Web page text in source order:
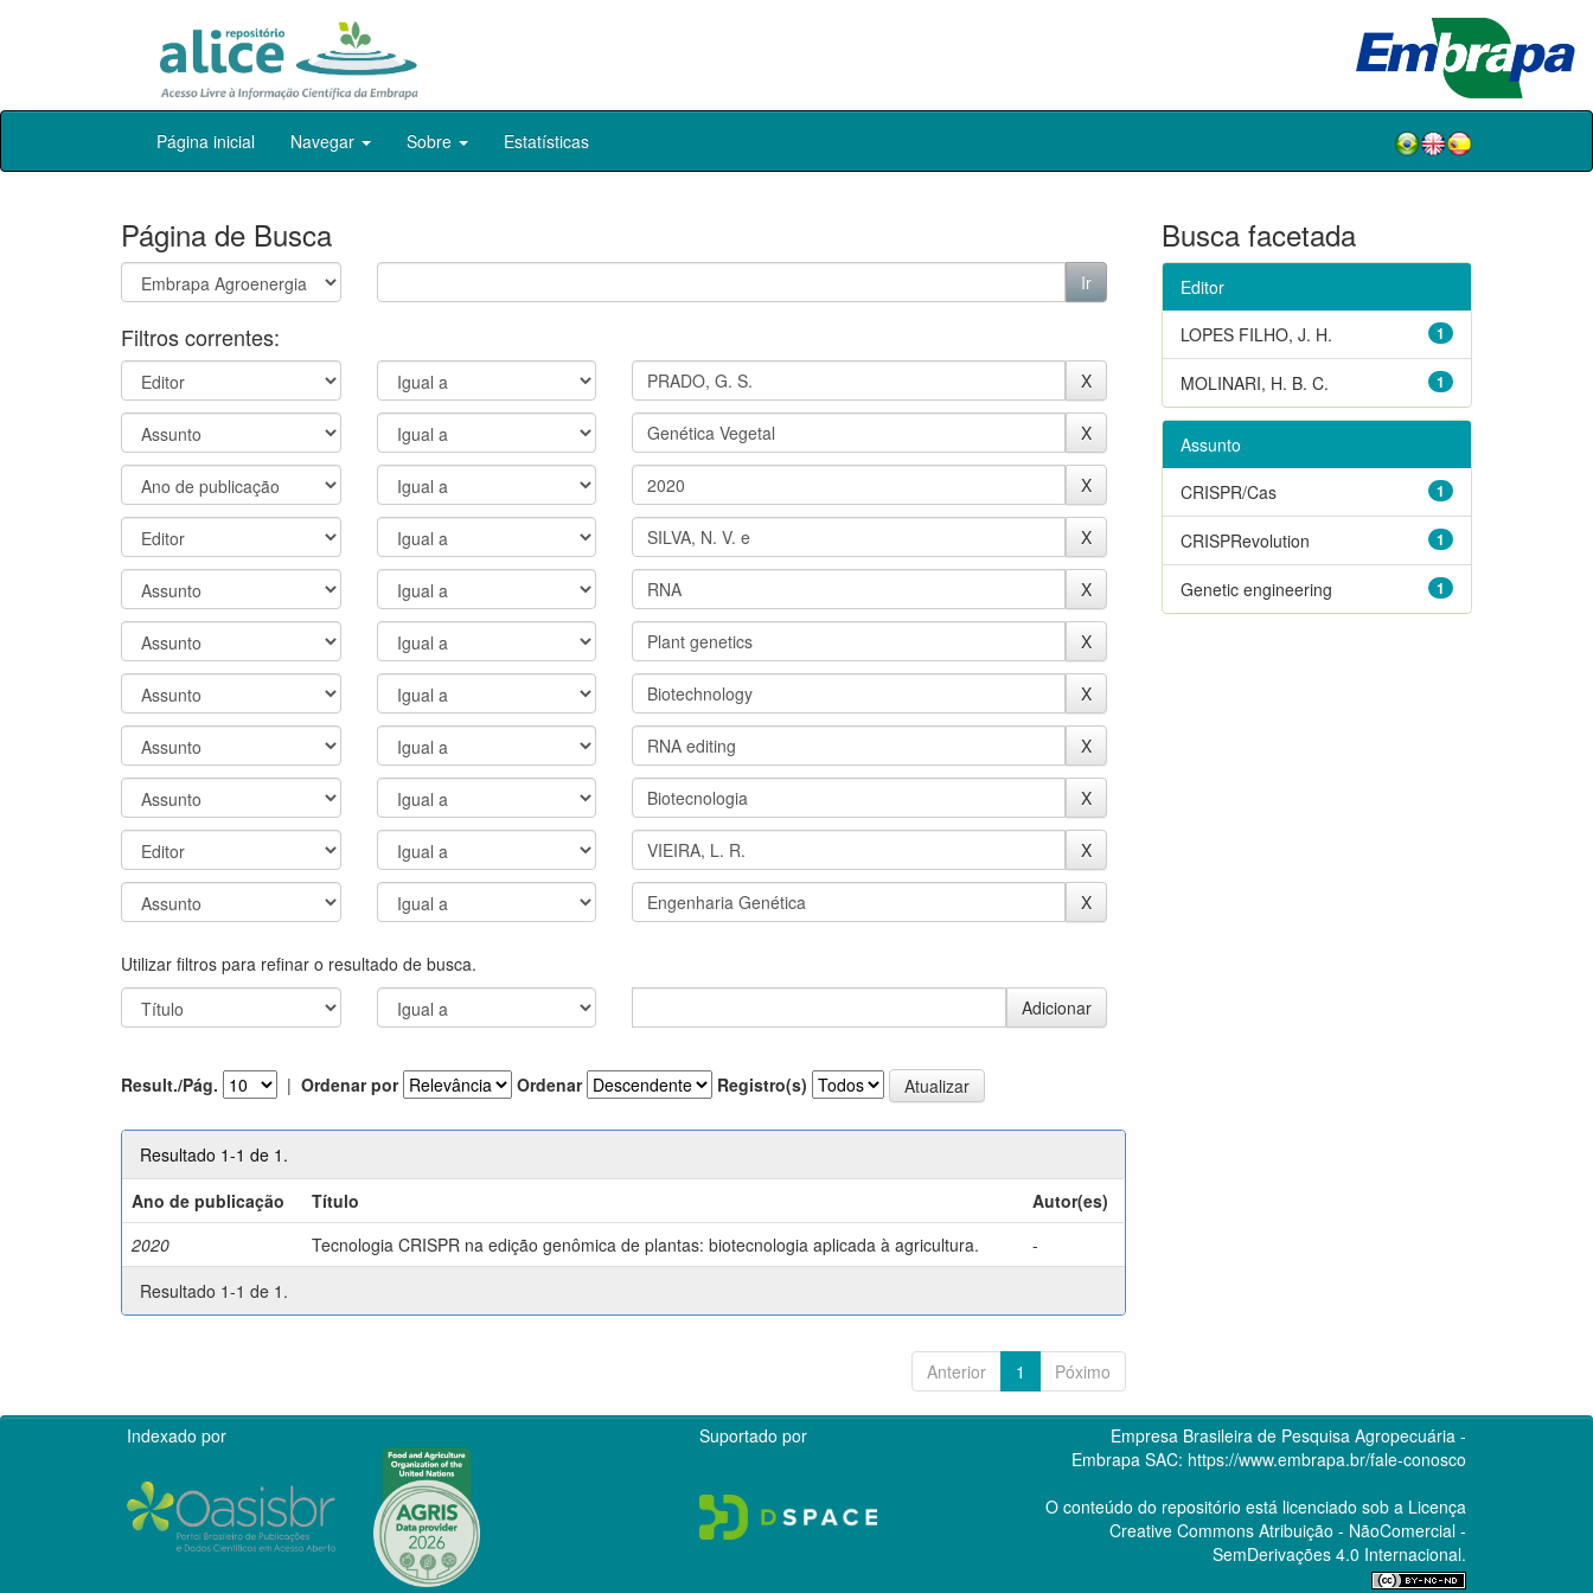
Skip
Página inicial Navegar Sobre Estatísticas
Página de Busca
Filtros correntes:
Utilizar filtros para refinar o resultado de busca.
Result./Pág. | Ordenar por Ordenar Registro(s)
Resultado 1-1 de 1.
Ano de publicação
Título
Autor(es)
2020
Tecnologia CRISPR na edição genômica de plantas: biotecnologia aplicada à agricultura.
-
Resultado 1-1 de 1.
Anterior 1 Póximo
Busca facetada
Editor
1
LOPES FILHO, J. H.
1
MOLINARI, H. B. C.
Assunto
1
CRISPR/Cas
1
CRISPRevolution
1
Genetic engineering
Indexado por Suportado por
Empresa Brasileira de Pesquisa Agropecuária -
Embrapa SAC: https://www.embrapa.br/fale-conosco
O conteúdo do repositório está licenciado sob a Licença
Creative CommonsAtribuição - NãoComercial -
SemDerivações 4.0 Internacional.